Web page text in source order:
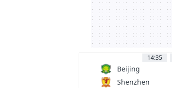
14:35
Beijing
Guoan
Shenzhen